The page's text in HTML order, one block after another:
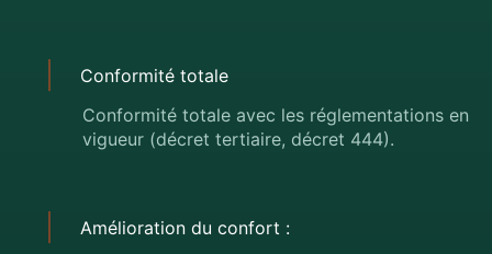
Conformité totale
Conformité totale avec les réglementations en
vigueur (décret tertiaire, décret 444).
Amélioration du confort :